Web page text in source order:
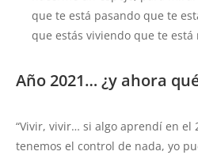
que te está pasando que te
que estás viviendo que te está
Año 2021… ¿y ahora
“Vivir, vivir… si algo aprendí en el
tenemos el control de nada, yo